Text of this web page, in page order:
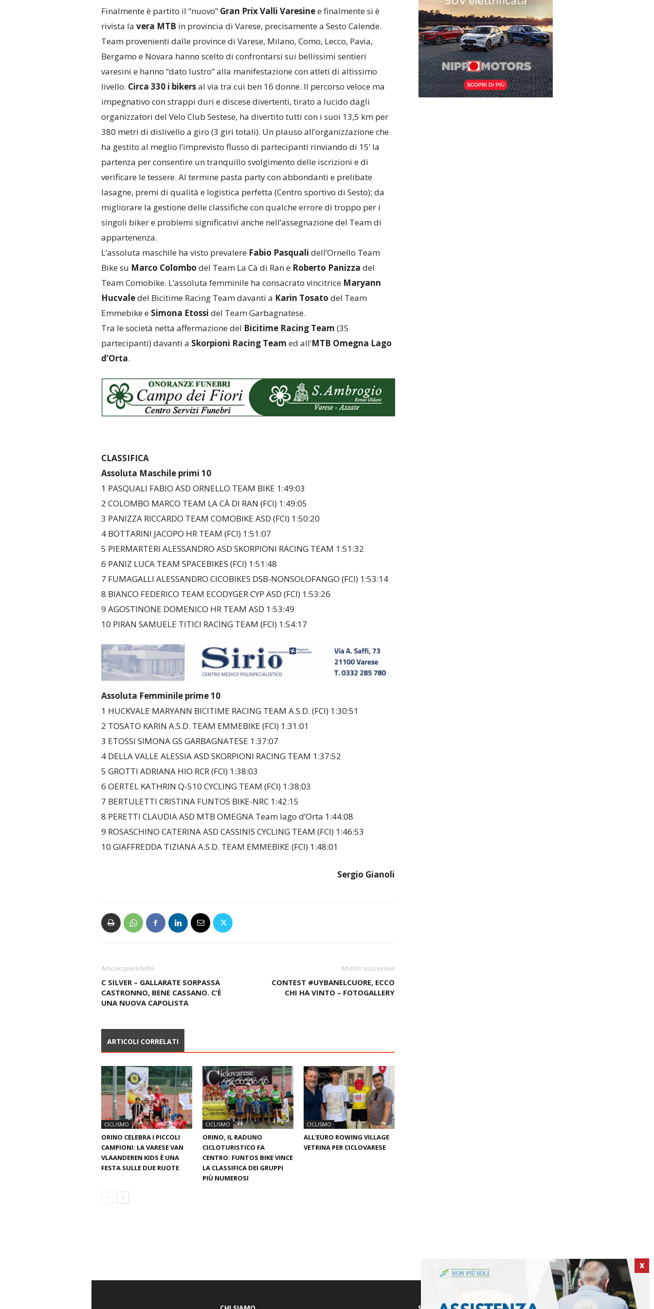
Finalmente è partito il “nuovo”Gran Prix Valli Varesinee finalmente si è
rivista la vera MTB in provincia di Varese, precisamente a Sesto Calende.
Team provenienti dalle province di Varese, Milano, Como, Lecco, Pavia,
Bergamo e Novara hanno scelto di confrontarsi sui bellissimi sentieri
varesini e hanno “dato lustro” alla manifestazione con atleti di altissimo
livello. Circa 330 i bikersal via tra cui ben 16 donne. Il percorso veloce ma
impegnativo con strappi duri e discese divertenti, tirato a lucido dagli
organizzatori del Velo Club Sestese, ha divertito tutti con i suoi 13,5 km per
380 metri di dislivello a giro (3 giri totali). Un plauso all’organizzazione che
ha gestito al meglio l’imprevisto flusso di partecipanti rinviando di 15’ la
partenza per consentire un tranquillo svolgimento delle iscrizioni e di
verificare le tessere. Al termine pasta party con abbondanti e prelibate
lasagne, premi di qualità e logistica perfetta (Centro sportivo di Sesto); da
migliorare la gestione delle classifiche con qualche errore di troppo per i
singoli biker e problemi significativi anche nell’assegnazione del Team di
appartenenza.
L’assoluta maschile ha visto prevalere Fabio Pasquali dell’Ornello Team
Bike su Marco Colombo del Team La Cà di Ran e Roberto Panizza del
Team Comobike. L’assoluta femminile ha consacrato vincitrice Maryann
Hucvaledel Bicitime Racing Team davanti a Karin Tosato del Team
Emmebike e Simona Etossi del Team Garbagnatese.
Tra le società netta affermazione del Bicitime Racing Team (35
partecipanti) davanti a Skorpioni Racing Team ed all’MTB Omegna Lago
d’Orta.
CLASSIFICA
Assoluta Maschile primi 10
1 PASQUALI FABIO ASD ORNELLO TEAM BIKE 1:49:03
2 COLOMBO MARCO TEAM LA CÀ DI RAN (FCI) 1:49:05
3 PANIZZA RICCARDO TEAM COMOBIKE ASD (FCI) 1:50:20
4 BOTTARINI JACOPO HR TEAM (FCI) 1:51:07
5 PIERMARTERI ALESSANDRO ASD SKORPIONI RACING TEAM 1:51:32
6 PANIZ LUCA TEAM SPACEBIKES (FCI) 1:51:48
7 FUMAGALLI ALESSANDRO CICOBIKES DSB-NONSOLOFANGO (FCI) 1:53:14
8 BIANCO FEDERICO TEAM ECODYGER CYP ASD (FCI) 1:53:26
9 AGOSTINONE DOMENICO HR TEAM ASD 1:53:49
10 PIRAN SAMUELE TITICI RACING TEAM (FCI) 1:54:17
Assoluta Femminile prime 10
1 HUCKVALE MARYANN BICITIME RACING TEAM A.S.D. (FCI) 1:30:51
2 TOSATO KARIN A.S.D. TEAM EMMEBIKE (FCI) 1:31:01
3 ETOSSI SIMONA GS GARBAGNATESE 1:37:07
4 DELLA VALLE ALESSIA ASD SKORPIONI RACING TEAM 1:37:52
5 GROTTI ADRIANA HIO RCR (FCI) 1:38:03
6 OERTEL KATHRIN Q-510 CYCLING TEAM (FCI) 1:38:03
7 BERTULETTI CRISTINA FUNTOS BIKE-NRC 1:42:15
8 PERETTI CLAUDIA ASD MTB OMEGNA Team lago d’Orta 1:44:08
9 ROSASCHINO CATERINA ASD CASSINIS CYCLING TEAM (FCI) 1:46:53
10 GIAFFREDDA TIZIANA A.S.D. TEAM EMMEBIKE (FCI) 1:48:01
Sergio Gianoli
Articolo precedente
C SILVER – GALLARATE SORPASSA
CASTRONNO, BENE CASSANO. C’È
UNA NUOVA CAPOLISTA
Articolo successivo
CONTEST #UYBANELCUORE, ECCO
CHI HA VINTO – FOTOGALLERY
ARTICOLI CORRELATI
CICLISMO
ORINO CELEBRA I PICCOLI
CAMPIONI: LA VARESE VAN
VLAANDEREN KIDS È UNA
FESTA SULLE DUE RUOTE
CICLISMO
ORINO, IL RADUNO
CICLOTURISTICO FA
CENTRO: FUNTOS BIKE VINCE
LA CLASSIFICA DEI GRUPPI
PIÙ NUMEROSI
CICLISMO
ALL’EURO ROWING VILLAGE
VETRINA PER CICLOVARESE
X